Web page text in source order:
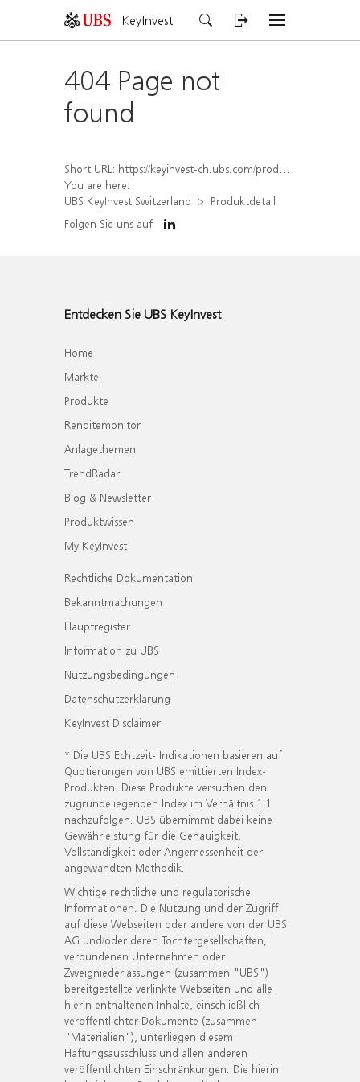
KeyInvest
404 Page not
found
Short URL: https://keyinvest-ch.ubs.com/produkt/detail/index/isin/CH1558308222
You are here:
UBS KeyInvest Switzerland
Produktdetail
Folgen Sie uns auf
Entdecken Sie UBS KeyInvest
Home
Märkte
Produkte
Renditemonitor
Anlagethemen
TrendRadar
Blog & Newsletter
Produktwissen
My KeyInvest
Rechtliche Dokumentation
Bekanntmachungen
Hauptregister
Information zu UBS
Nutzungsbedingungen
Datenschutzerklärung
KeyInvest Disclaimer
* Die UBS Echtzeit- Indikationen basieren auf
Quotierungen von UBS emittierten Index-
Produkten. Diese Produkte versuchen den
zugrundeliegenden Index im Verhältnis 1:1
nachzufolgen. UBS übernimmt dabei keine
Gewährleistung für die Genauigkeit,
Vollständigkeit oder Angemessenheit der
angewandten Methodik.
Wichtige rechtliche und regulatorische
Informationen. Die Nutzung und der Zugriff
auf diese Webseiten oder andere von der UBS
AG und/oder deren Tochtergesellschaften,
verbundenen Unternehmen oder
Zweigniederlassungen (zusammen "UBS")
bereitgestellte verlinkte Webseiten und alle
hierin enthaltenen Inhalte, einschließlich
veröffentlichter Dokumente (zusammen
"Materialien"), unterliegen diesem
Haftungsausschluss und allen anderen
veröffentlichten Einschränkungen. Die hierin